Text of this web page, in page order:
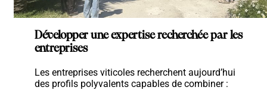
Développer une expertise recherchée par les
entreprises
Les entreprises viticoles recherchent aujourd’hui
des profils polyvalents capables de combiner :